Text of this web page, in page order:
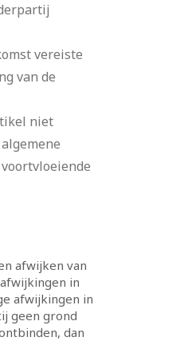
vereiste
van de
niet
afwijken van
in
afwijkingen in
geen grond
dan